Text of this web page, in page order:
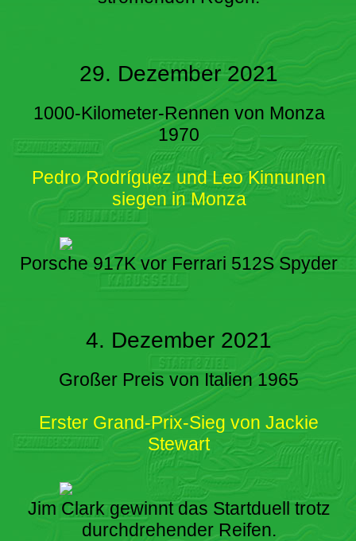
29. Dezember 2021
1000-Kilometer-Rennen von Monza
1970
Pedro Rodríguez und Leo Kinnunen
siegen in Monza
Porsche 917K vor Ferrari 512S Spyder
4. Dezember 2021
Großer Preis von Italien 1965
Erster Grand-Prix-Sieg von Jackie
Stewart
Jim Clark gewinnt das Startduell trotz
durchdrehender Reifen.